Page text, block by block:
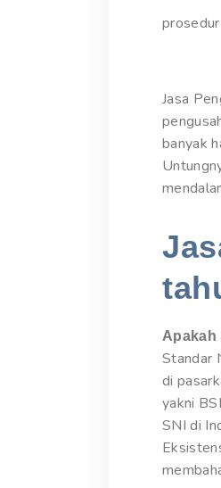
Jasa
banyak
Apakah
Standar
di
yakni
SNI di